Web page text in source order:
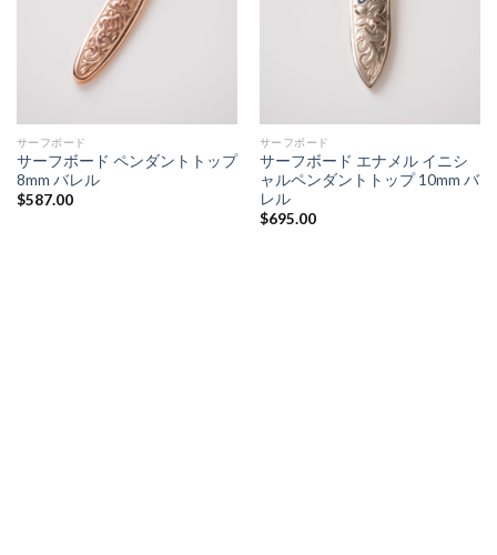
サーフボード
サーフボード ペンダントトップ
8mm バレル
$587.00
サーフボード
サーフボード エナメル イニシ
ャルペンダントトップ 10mm バ
レル
$695.00